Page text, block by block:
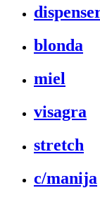
blonda
miel
visagra
stretch
c/manija